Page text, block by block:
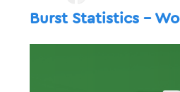
Burst Statistics –